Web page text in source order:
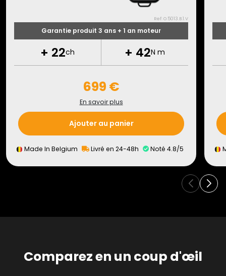
Ref: O.5013.B.1.V
Garantie produit 3 ans + 1 an moteur
+ 22ch + 42N m
699 €
En savoir plus
Ajouter au panier
Made In Belgium Livré en 24-48h Noté 4.8/5
Comparez en un coup d'œil